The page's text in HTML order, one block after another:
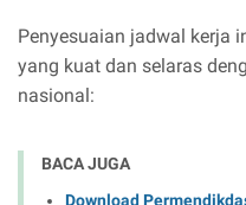
Penyesuaian jadwal kerja
yang kuat dan selaras
nasional:
BACA JUGA
Download